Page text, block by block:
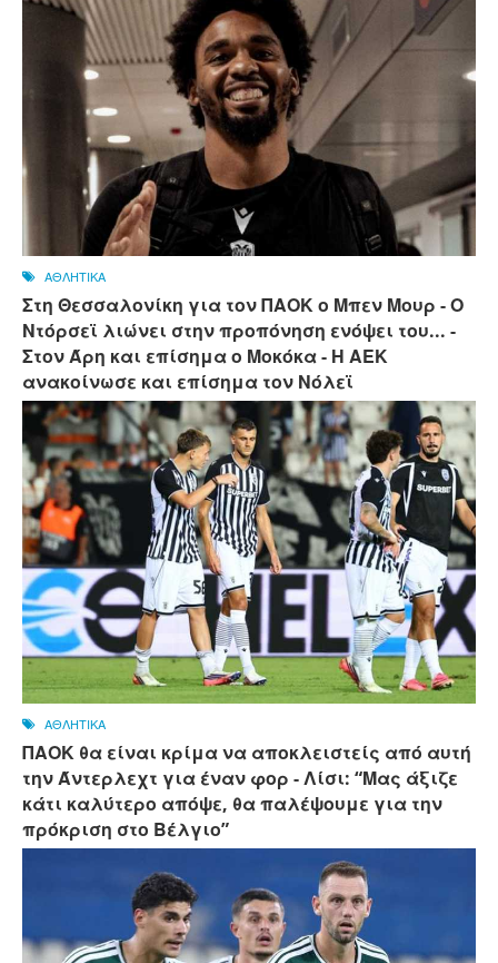
ΑΘΛΗΤΙΚΑ
Στη Θεσσαλονίκη για τον ΠΑΟΚ ο Μπεν Μουρ - Ο
Ντόρσεϊ λιώνει στην προπόνηση ενόψει του... -
Στον Άρη και επίσημα ο Μοκόκα - Η ΑΕΚ
ανακοίνωσε και επίσημα τον Νόλεϊ
ΑΘΛΗΤΙΚΑ
ΠΑΟΚ θα είναι κρίμα να αποκλειστείς από αυτή
την Άντερλεχτ για έναν φορ - ​​Λίσι: “Μας άξιζε
κάτι καλύτερο απόψε, θα παλέψουμε για την
πρόκριση στο Βέλγιο”